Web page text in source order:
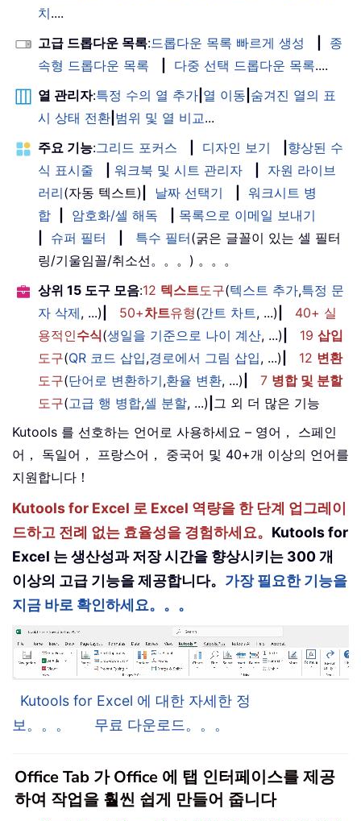
치....
고급 드롭다운 목록:드롭다운 목록 빠르게 생성
종
속형 드롭다운 목록
다중 선택 드롭다운 목록....
열 관리자:특정 수의 열 추가 열 이동 숨겨진 열의 표
시 상태 전환 범위 및 열 비교...
주요 기능:그리드 포커스 디자인 보기
향상된 수
식 표시줄
워크북 및 시트 관리자
자원 라이브
러리(자동 텍스트) 날짜 선택기
워크시트 병
합
암호화/셀 해독
목록으로 이메일 보내기
슈퍼 필터 특수 필터(굵은 글꼴이 있는 셀 필터
링/기울임꼴/취소선。。。) 。。。
상위 15 도구 모음:12 텍스트도구(텍스트 추가,특정 문
자 삭제, ...) 50+차트유형(간트 차트, ...)
40+ 실
용적인수식(생일을 기준으로 나이 계산, ...) 19 삽입
도구(QR 코드 삽입,경로에서 그림 삽입, ...) 12 변환
도구(단어로 변환하기,환율 변환, ...) 7 병합 및 분할
도구(고급 행 병합,셀 분할, ...) 그 외 더 많은 기능
Kutools 를 선호하는 언어로 사용하세요 – 영어， 스페인
어， 독일어， 프랑스어， 중국어 및 40+개 이상의 언어를
지원합니다！
Kutools for Excel 로 Excel 역량을 한 단계 업그레이
드하고 전례 없는 효율성을 경험하세요。 Kutools for
Excel 는 생산성과 저장 시간을 향상시키는 300 개
이상의 고급 기능을 제공합니다。 가장 필요한 기능을
지금 바로 확인하세요。。。
Kutools for Excel 에 대한 자세한 정
보。。。
무료 다운로드。。。
Office Tab 가 Office 에 탭 인터페이스를 제공
하여 작업을 훨씬 쉽게 만들어 줍니다